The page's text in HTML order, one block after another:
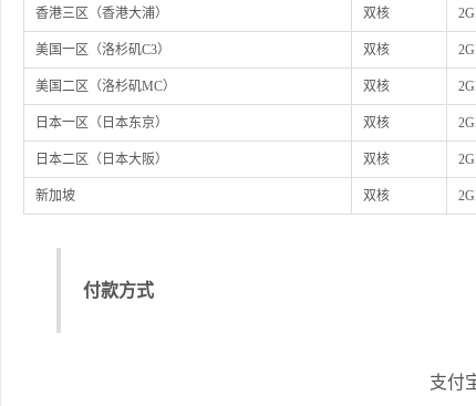
香港三区（香港大浦） 双核
美国一区（洛杉矶C3） 双核
美国二区（洛杉矶MC） 双核
日本一区（日本东京） 双核
日本二区（日本大阪） 双核
新加坡 双核
付款方式
支付